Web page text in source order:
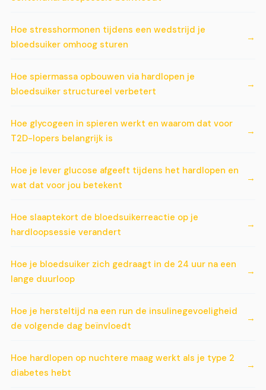
Hoe stresshormonen tijdens een wedstrijd je
bloedsuiker omhoog sturen
Hoe spiermassa opbouwen via hardlopen je
bloedsuiker structureel verbetert
Hoe glycogeen in spieren werkt en waarom dat voor
T2D-lopers belangrijk is
Hoe je lever glucose afgeeft tijdens het hardlopen en
wat dat voor jou betekent
Hoe slaaptekort de bloedsuikerreactie op je
hardloopsessie verandert
Hoe je bloedsuiker zich gedraagt in de 24 uur na een
lange duurloop
Hoe je hersteltijd na een run de insulinegevoeligheid
de volgende dag beïnvloedt
Hoe hardlopen op nuchtere maag werkt als je type 2
diabetes hebt